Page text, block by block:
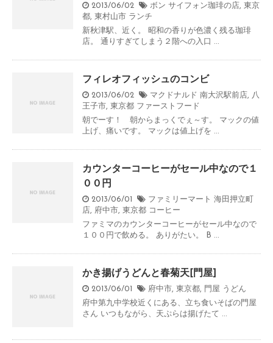
2013/06/02 ボン サイフォン珈琲の店, 東京
都, 東村山市 ランチ
新秋津駅、近く。 昭和の香りが色濃く残る珈琲
店。 通りすぎてしまう２階への入口 ...
フィレオフィッシュのコンビ
2013/06/02 マクドナルド 南大沢駅前店, 八
王子市, 東京都 ファーストフード
朝でーす！ 朝からまっくでぇ～す。 マックの値
上げ、痛いです。 マックは値上げを ...
カウンターコーヒーがセール中なので１
００円
2013/06/01
ファミリーマート 海田押立町
店, 府中市, 東京都 コーヒー
ファミマのカウンターコーヒーがセール中なので
１００円で飲める。 ありがたい。 B ...
かき揚げうどんと春菊天[門屋]
2013/06/01 府中市, 東京都, 門屋 うどん
府中第九中学校近くにある、立ち食いそばの門屋
さん いつもながら、天ぷらは揚げたて ...